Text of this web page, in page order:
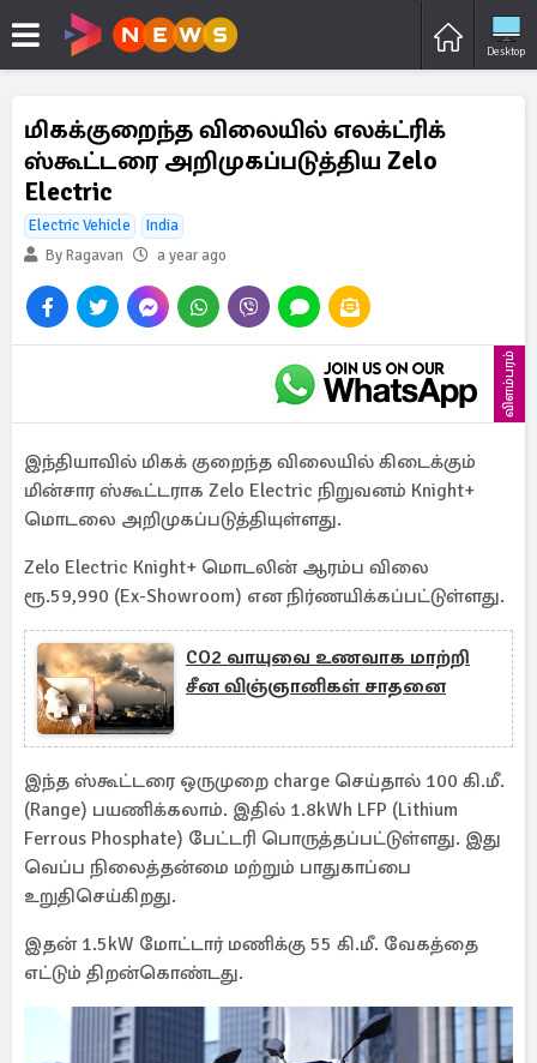
Desktop
மிகக்குறைந்த விலையில் எலக்ட்ரிக்
ஸ்கூட்டரை அறிமுகப்படுத்திய Zelo
Electric
Electric Vehicle
India
By Ragavan
a year ago
விளம்பரம்
இந்தியாவில் மிகக் குறைந்த விலையில் கிடைக்கும்
மின்சார ஸ்கூட்டராக Zelo Electric நிறுவனம் Knight+
மொடலை அறிமுகப்படுத்தியுள்ளது.
Zelo Electric Knight+ மொடலின் ஆரம்ப விலை
ரூ.59,990 (Ex-Showroom) என நிர்ணயிக்கப்பட்டுள்ளது.
CO2 வாயுவை உணவாக மாற்றி
சீன விஞ்ஞானிகள் சாதனை
இந்த ஸ்கூட்டரை ஒருமுறை charge செய்தால் 100 கி.மீ.
(Range) பயணிக்கலாம். இதில் 1.8kWh LFP (Lithium
Ferrous Phosphate) பேட்டரி பொருத்தப்பட்டுள்ளது. இது
வெப்ப நிலைத்தன்மை மற்றும் பாதுகாப்பை
உறுதிசெய்கிறது.
இதன் 1.5kW மோட்டார் மணிக்கு 55 கி.மீ. வேகத்தை
எட்டும் திறன்கொண்டது.